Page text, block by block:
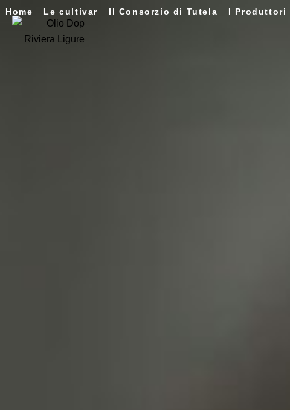
Home Le cultivar Il Consorzio di Tutela I Produttori